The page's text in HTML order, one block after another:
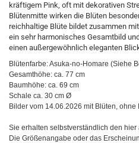
kräftigem Pink, oft mit dekorativen
Blütenmitte wirken die Blüten
reichhaltige Blüte bildet zusammen
ein sehr harmonisches Gesamtbild
einen außergewöhnlich eleganten
Blütenfarbe: Asuka-no-Homare (Siehe
Gesamthöhe: ca. 77 cm
Baumhöhe: ca. 69 cm
Schale ca. 30 cm Ø
Bilder vom 14.06.2026 mit Blüten,
Sie erhalten selbstverständlich den
Die Größenangabe oder das